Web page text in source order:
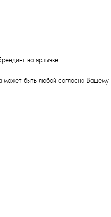
на ярлычке
может быть любой согласно Вашему